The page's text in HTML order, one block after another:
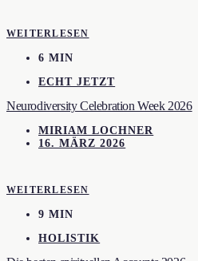
WEITERLESEN
6 MIN
ECHT JETZT
Neurodiversity Celebration Week 2026
MIRIAM LOCHNER
16. MÄRZ 2026
WEITERLESEN
9 MIN
HOLISTIK